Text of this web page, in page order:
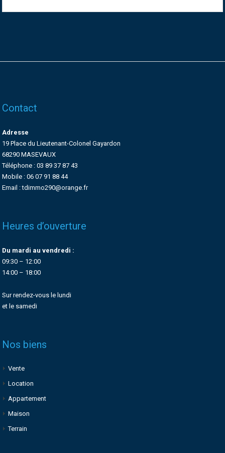
Contact
Adresse
19 Place du Lieutenant-Colonel Gayardon
68290 MASEVAUX
Téléphone : 03 89 37 87 43
Mobile : 06 07 91 88 44
Email : tdimmo290@orange.fr
Heures d’ouverture
Du mardi au vendredi :
09:30 – 12:00
14:00 – 18:00
Sur rendez-vous le lundi
et le samedi
Nos biens
Vente
Location
Appartement
Maison
Terrain